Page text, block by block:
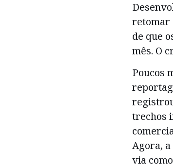
retomar
de que
mês. O
Poucos
trechos
Agora,
via